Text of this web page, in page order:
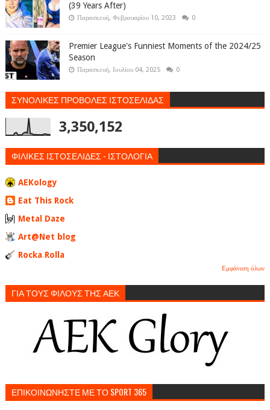
(39 Years After)
Παρασκευή, Φεβρουαρίου 10, 2023 0
Premier League's Funniest Moments of the 2024/25
Season
Παρασκευή, Ιουλίου 04, 2025 0
ΣΥΝΟΛΙΚΕΣ ΠΡΟΒΟΛΕΣ ΙΣΤΟΣΕΛΙΔΑΣ
3,350,152
ΦΙΛΙΚΕΣ ΙΣΤΟΣΕΛΙΔΕΣ - ΙΣΤΟΛΟΓΙΑ
AEKology
Eat This Rock
Metal Daze
Art@Net blog
Rocka Rolla
Εμφάνιση όλων
ΓΙΑ ΤΟΥΣ ΦΙΛΟΥΣ ΤΗΣ ΑΕΚ
ΕΠΙΚΟΙΝΩΝΗΣΤΕ ΜΕ ΤΟ SPORT 365